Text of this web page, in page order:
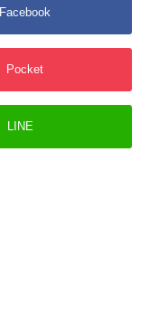
Facebook
Pocket
LINE